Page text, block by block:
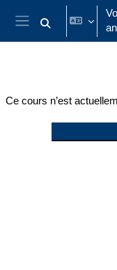
Passer au contenu
Panneau latéral
Activer/
Ce cours n’est